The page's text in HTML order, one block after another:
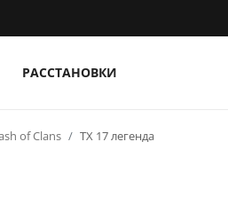
РАССТАНОВКИ
of Clans ТХ 17 легенда